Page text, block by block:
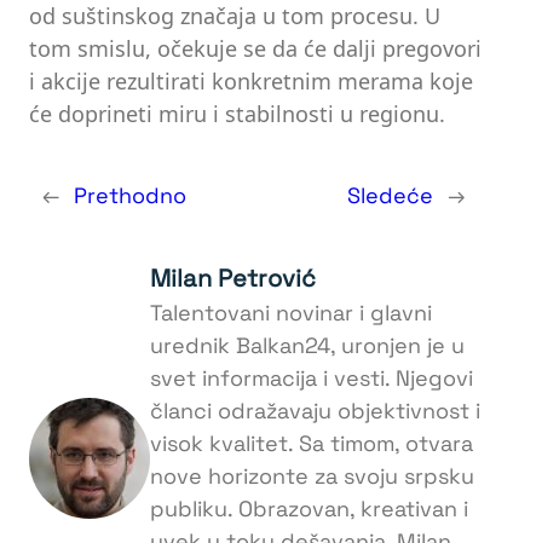
od suštinskog značaja u tom procesu. U
tom smislu, očekuje se da će dalji pregovori
i akcije rezultirati konkretnim merama koje
će doprineti miru i stabilnosti u regionu.
← Prethodno Sledeće →
Milan Petrović
Talentovani novinar i glavni
urednik Balkan24, uronjen je u
svet informacija i vesti. Njegovi
članci odražavaju objektivnost i
visok kvalitet. Sa timom, otvara
nove horizonte za svoju srpsku
publiku. Obrazovan, kreativan i